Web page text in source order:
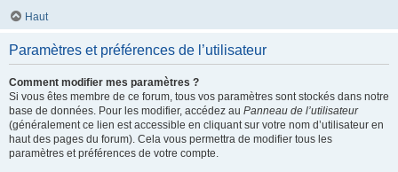
Haut
Paramètres et préférences de l’utilisateur
Comment modifier mes paramètres ?
Si vous êtes membre de ce forum, tous vos paramètres sont stockés dans notre
base de données. Pour les modifier, accédez au Panneau de l’utilisateur
(généralement ce lien est accessible en cliquant sur votre nom d’utilisateur en
haut des pages du forum). Cela vous permettra de modifier tous les
paramètres et préférences de votre compte.